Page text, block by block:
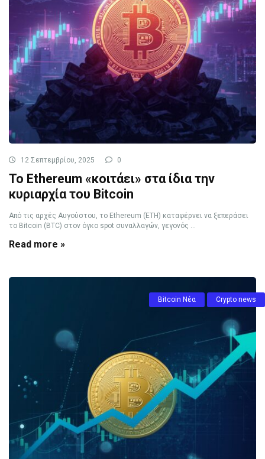
12 Σεπτεμβρίου, 2025 0
Το Ethereum «κοιτάει» στα ίδια την
κυριαρχία του Bitcoin
Από τις αρχές Αυγούστου, το Ethereum (ETH) καταφέρνει να ξεπεράσει
το Bitcoin (BTC) στον όγκο spot συναλλαγών, γεγονός ...
Read more »
Bitcoin Νέα Crypto news